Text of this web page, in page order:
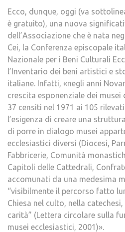
Ecco, dunque, oggi (va
è gratuito), una nuova
dell’Associazione che è nata
Cei, la Conferenza episcopale
Nazionale per i Beni Culturali
l’Inventario dei beni artistici e
italiane. Infatti, «negli anni
crescita esponenziale dei
37 censiti nel 1971 ai 105
l’esigenza di creare una
di porre in dialogo musei
ecclesiastici diversi (Diocesi,
Fabbricerie, Comunità
Capitoli delle Cattedrali,
accomunati da una medesima
“visibilmente il percorso fatto
Chiesa nel culto, nella
carità” (Lettera circolare sulla
musei ecclesiastici, 2001)».